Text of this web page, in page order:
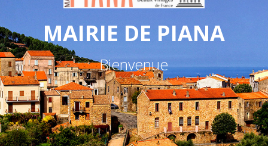
MAIRIE DE PIANA
Bienvenue